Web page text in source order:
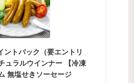
ントバック（要エントリ
ラルウインナー 【冷凍
無塩せきソーセージ